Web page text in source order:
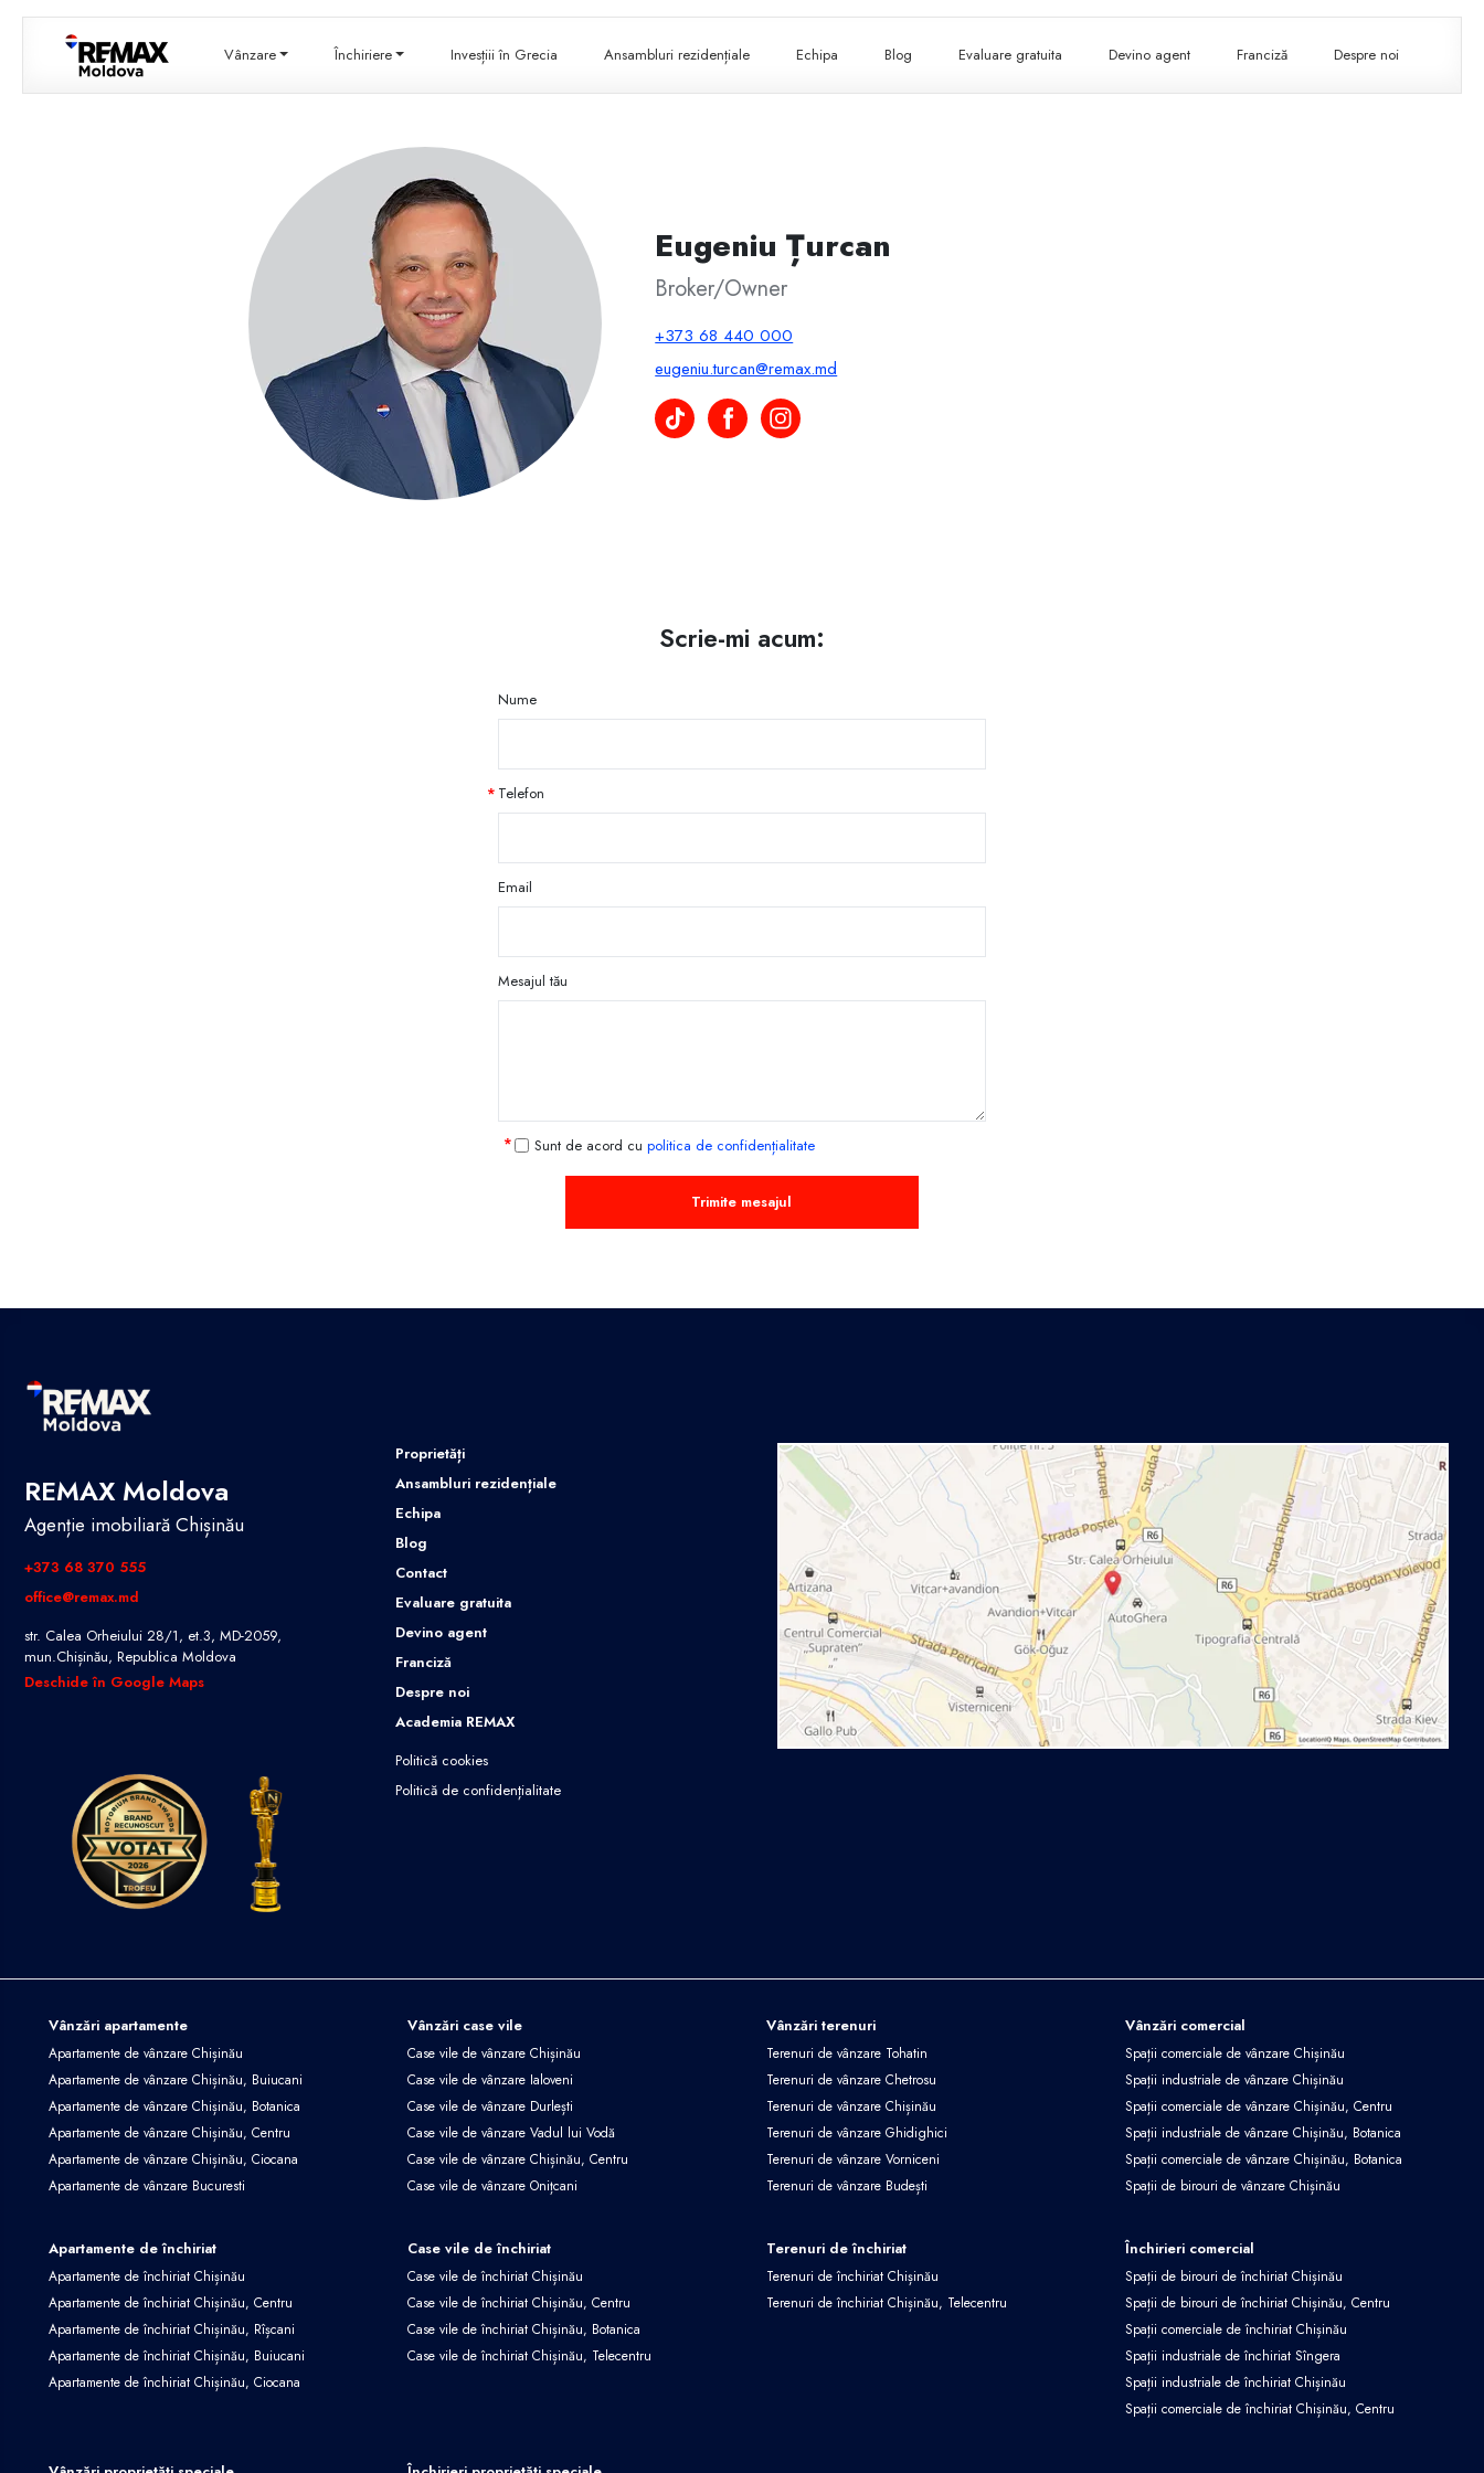
Vânzare Închiriere Invesțiii în Grecia Ansambluri rezidențiale Echipa Blog Evaluare gratuita Devino agent Franciză Despre noi
Eugeniu Țurcan
Broker/Owner
+373 68 440 000
eugeniu.turcan@remax.md
Eugeniu Țurcan pe TikTok
Eugeniu Țurcan pe Facebook
Eugeniu Țurcan pe Instagram
Scrie-mi acum:
Nume
Telefon
Email
Mesajul tău
Sunt de acord cu politica de confidențialitate
Trimite mesajul
REMAX Moldova
Agenție imobiliară Chișinău
+373 68 370 555
office@remax.md
str. Calea Orheiului 28/1, et.3, MD-2059,
mun.Chișinău, Republica Moldova
Deschide în Google Maps
Proprietăți
Ansambluri rezidențiale
Echipa
Blog
Contact
Evaluare gratuita
Devino agent
Franciză
Despre noi
Academia REMAX
Politică cookies
Politică de confidențialitate
Vânzări apartamente
Apartamente de vânzare Chișinău
Apartamente de vânzare Chișinău, Buiucani
Apartamente de vânzare Chișinău, Botanica
Apartamente de vânzare Chișinău, Centru
Apartamente de vânzare Chișinău, Ciocana
Apartamente de vânzare Bucuresti
Vânzări case vile
Case vile de vânzare Chișinău
Case vile de vânzare Ialoveni
Case vile de vânzare Durlești
Case vile de vânzare Vadul lui Vodă
Case vile de vânzare Chișinău, Centru
Case vile de vânzare Onițcani
Vânzări terenuri
Terenuri de vânzare Tohatin
Terenuri de vânzare Chetrosu
Terenuri de vânzare Chișinău
Terenuri de vânzare Ghidighici
Terenuri de vânzare Vorniceni
Terenuri de vânzare Budești
Vânzări comercial
Spații comerciale de vânzare Chișinău
Spații industriale de vânzare Chișinău
Spații comerciale de vânzare Chișinău, Centru
Spații industriale de vânzare Chișinău, Botanica
Spații comerciale de vânzare Chișinău, Botanica
Spații de birouri de vânzare Chișinău
Apartamente de închiriat
Apartamente de închiriat Chișinău
Apartamente de închiriat Chișinău, Centru
Apartamente de închiriat Chișinău, Rîșcani
Apartamente de închiriat Chișinău, Buiucani
Apartamente de închiriat Chișinău, Ciocana
Case vile de închiriat
Case vile de închiriat Chișinău
Case vile de închiriat Chișinău, Centru
Case vile de închiriat Chișinău, Botanica
Case vile de închiriat Chișinău, Telecentru
Terenuri de închiriat
Terenuri de închiriat Chișinău
Terenuri de închiriat Chișinău, Telecentru
Închirieri comercial
Spații de birouri de închiriat Chișinău
Spații de birouri de închiriat Chișinău, Centru
Spații comerciale de închiriat Chișinău
Spații industriale de închiriat Sîngera
Spații industriale de închiriat Chișinău
Spații comerciale de închiriat Chișinău, Centru